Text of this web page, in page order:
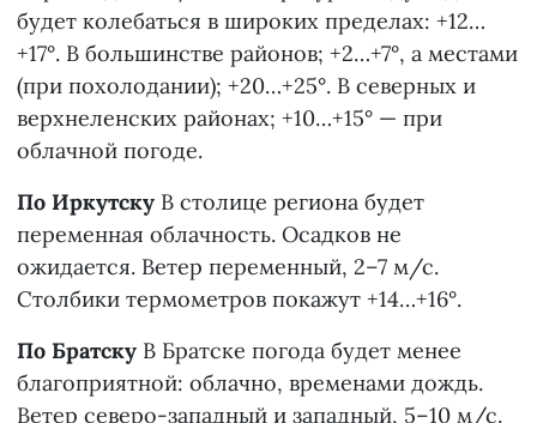
будет колебаться в широких пределах: +12…
+17°. В большинстве районов; +2…+7°, а местами
(при похолодании); +20…+25°. В северных и
верхнеленских районах; +10…+15° — при
облачной погоде.
По Иркутску В столице региона будет
переменная облачность. Осадков не
ожидается. Ветер переменный, 2–7 м/с.
Столбики термометров покажут +14…+16°.
По Братску В Братске погода будет менее
благоприятной: облачно, временами дождь.
Ветер северо-западный и западный, 5–10 м/с.